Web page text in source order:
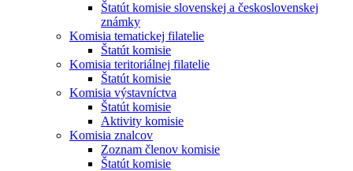
Štatút komisie slovenskej a československej
známky
Komisia tematickej filatelie
Štatút komisie
Komisia teritoriálnej filatelie
Štatút komisie
Komisia výstavníctva
Štatút komisie
Aktivity komisie
Komisia znalcov
Zoznam členov komisie
Štatút komisie